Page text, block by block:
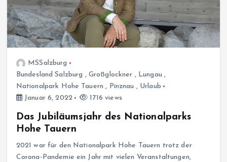
MSSalzburg
Bundesland Salzburg , Großglockner , Lungau ,
Nationalpark Hohe Tauern , Pinznau , Urlaub
Januar 6, 2022
1716 views
Das Jubiläumsjahr des Nationalparks
Hohe Tauern
2021 war für den Nationalpark Hohe Tauern trotz der
Corona-Pandemie ein Jahr mit vielen Veranstaltungen,